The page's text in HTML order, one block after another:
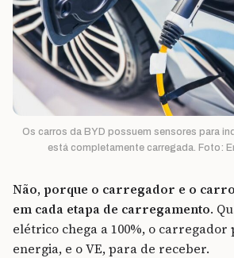
Os carros da BYD possuem sensores para
está completamente carregada. Foto:
Não, porque o carregador e o
em cada etapa de carregamento.
elétrico chega a 100%, o
energia, e o VE, para de receber.